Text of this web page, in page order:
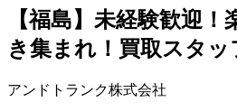
【福島】未経験歓迎
き集まれ！買取スタッ
アンドトランク株式会社